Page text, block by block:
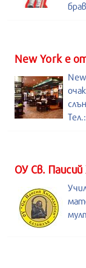
New York е
ОУ Св. Паисий